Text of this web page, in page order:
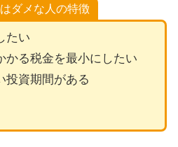
ダメな人の特徴
たい
かる税金を最小にしたい
投資期間がある